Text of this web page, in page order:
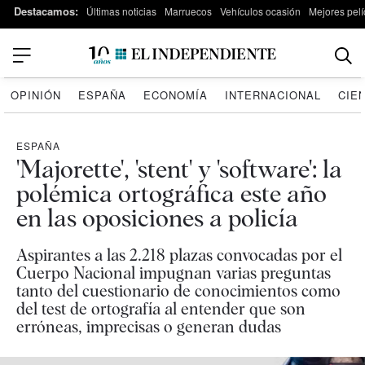
Destacamos: Últimas noticias Marruecos Vehículos ocasión Mejores
OPINIÓN ESPAÑA ECONOMÍA INTERNACIONAL
ESPAÑA
'Majorette', 'stent' y 'software': la
polémica ortográfica este año
en las oposiciones a policía
Aspirantes a las 2.218 plazas convocadas por el
Cuerpo Nacional impugnan varias preguntas
tanto del cuestionario de conocimientos como
del test de ortografía al entender que son
erróneas, imprecisas o generan dudas